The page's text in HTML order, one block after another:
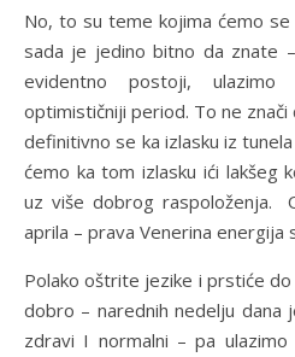
No, to su teme kojima ćemo
sada je jedino bitno da znate
evidentno postoji,
optimističniji period. To ne znači
definitivno se ka izlasku iz
ćemo ka tom izlasku ići lakšeg
uz više dobrog raspoloženja.
aprila – prava Venerina energija
Polako oštrite jezike i prstiće
dobro – narednih nedelju dana
zdravi I normalni – pa